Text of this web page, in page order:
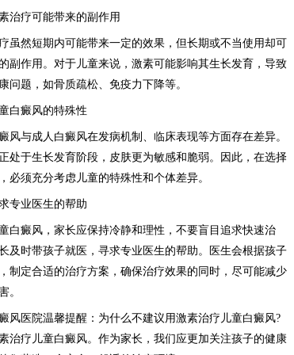
疗可能带来的副作用
然短期内可能带来一定的效果，但长期或不当使用却可
副作用。对于儿童来说，激素可能影响其生长发育，导致
问题，如骨质疏松、免疫力下降等。
癜风的特殊性
与成人白癜风在发病机制、临床表现等方面存在差异。
处于生长发育阶段，皮肤更为敏感和脆弱。因此，在选择
必须充分考虑儿童的特殊性和个体差异。
业医生的帮助
癜风，家长应保持冷静和理性，不要盲目追求快速治
及时带孩子就医，寻求专业医生的帮助。医生会根据孩子
制定合适的治疗方案，确保治疗效果的同时，尽可能减少
。
医院温馨提醒：为什么不建议用激素治疗儿童白癜风?
治疗儿童白癜风。作为家长，我们应更加关注孩子的健康